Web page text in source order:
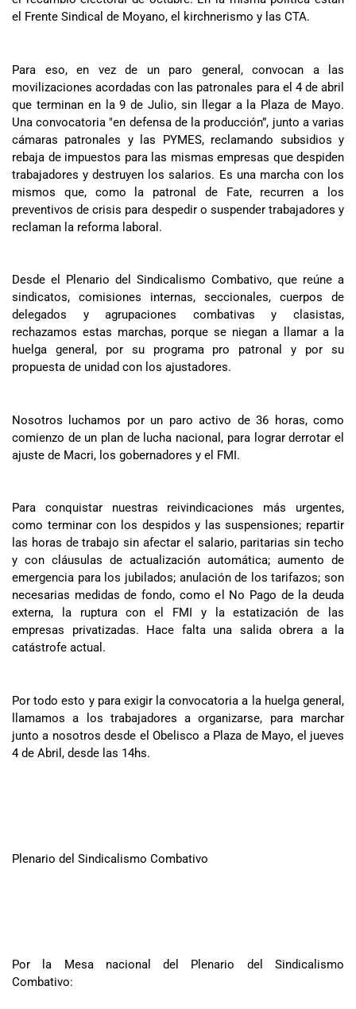
el Frente Sindical de Moyano, el kirchnerismo y las CTA.
Para eso, en vez de un paro general, convocan a las
movilizaciones acordadas con las patronales para el 4 de abril
que terminan en la 9 de Julio, sin llegar a la Plaza de Mayo.
Una convocatoria "en defensa de la producción”, junto a varias
cámaras patronales y las PYMES, reclamando subsidios y
rebaja de impuestos para las mismas empresas que despiden
trabajadores y destruyen los salarios. Es una marcha con los
mismos que, como la patronal de Fate, recurren a los
preventivos de crisis para despedir o suspender trabajadores y
reclaman la reforma laboral.
Desde el Plenario del Sindicalismo Combativo, que reúne a
sindicatos, comisiones internas, seccionales, cuerpos de
delegados y agrupaciones combativas y clasistas,
rechazamos estas marchas, porque se niegan a llamar a la
huelga general, por su programa pro patronal y por su
propuesta de unidad con los ajustadores.
Nosotros luchamos por un paro activo de 36 horas, como
comienzo de un plan de lucha nacional, para lograr derrotar el
ajuste de Macri, los gobernadores y el FMI.
Para conquistar nuestras reivindicaciones más urgentes,
como terminar con los despidos y las suspensiones; repartir
las horas de trabajo sin afectar el salario, paritarias sin techo
y con cláusulas de actualización automática; aumento de
emergencia para los jubilados; anulación de los tarifazos; son
necesarias medidas de fondo, como el No Pago de la deuda
externa, la ruptura con el FMI y la estatización de las
empresas privatizadas. Hace falta una salida obrera a la
catástrofe actual.
Por todo esto y para exigir la convocatoria a la huelga general,
llamamos a los trabajadores a organizarse, para marchar
junto a nosotros desde el Obelisco a Plaza de Mayo, el jueves
4 de Abril, desde las 14hs.
Plenario del Sindicalismo Combativo
Por la Mesa nacional del Plenario del Sindicalismo
Combativo: